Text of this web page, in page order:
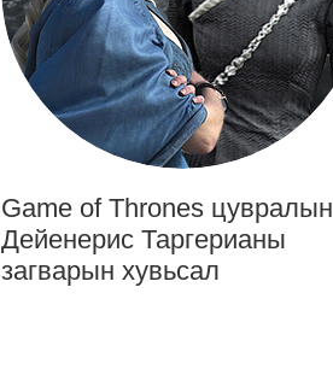
Game of Thrones цувралын
Дейенерис Таргерианы
загварын хувьсал